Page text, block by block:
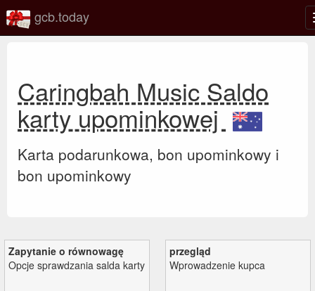
gcb.today
Caringbah Music Saldo
karty upominkowej
Karta podarunkowa, bon upominkowy i
bon upominkowy
Zapytanie o równowagę
Opcje sprawdzania salda karty
przegląd
Wprowadzenie kupca